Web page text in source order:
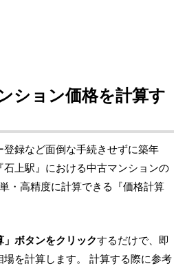
ション価格を計算す
録など面倒な手続きせずに築年
上駅』における中古マンションの
・高精度に計算できる『価格計算
ボタンをクリックするだけで、即
を計算します。 計算する際に参考